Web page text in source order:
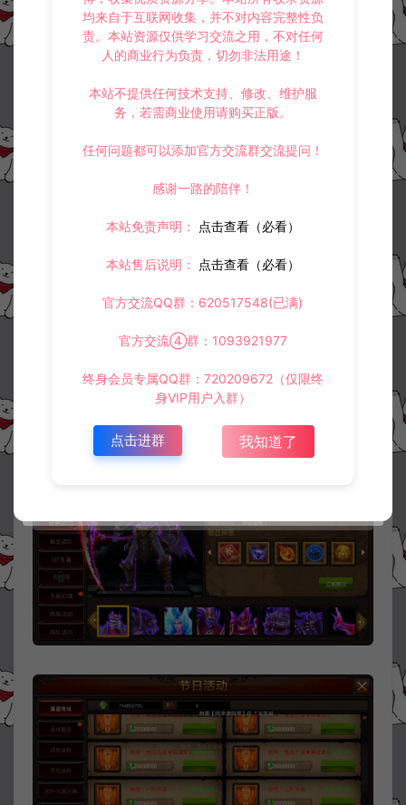
均来自于互联网收集，并不对内容完整性负
责。本站资源仅供学习交流之用，不对任何
人的商业行为负责，切勿非法用途！
本站不提供任何技术支持、修改、维护服
务，若需商业使用请购买正版。
任何问题都可以添加官方交流群交流提问！
感谢一路的陪伴！
本站免责声明： 点击查看（必看）
本站售后说明： 点击查看（必看）
官方交流QQ群：620517548(已满)
官方交流④群：1093921977
终身会员专属QQ群：720209672（仅限终
身VIP用户入群）
点击进群 我知道了